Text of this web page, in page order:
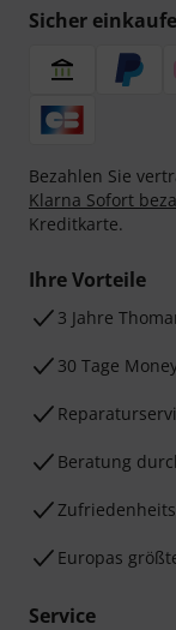
Sicher
Bezahlen Sie
Klarna Sofort
Kreditkarte.
Ihre Vorteile
3 Jahre
30 Tage
Beratung
Europas
Service